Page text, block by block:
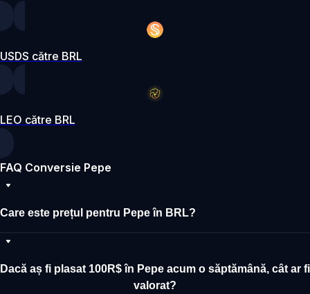
USDS către BRL
LEO către BRL
FAQ Conversie Pepe
Care este prețul pentru Pepe în BRL?
Dacă aș fi plasat 100R$ în Pepe acum o săptămână, cât ar fi
valorat?